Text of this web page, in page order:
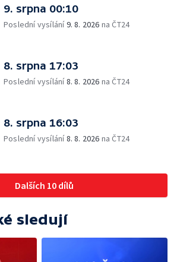
9. srpna 00:10
Poslední vysílání9. 8. 2026 na ČT24
8. srpna 17:03
Poslední vysílání8. 8. 2026 na ČT24
8. srpna 16:03
Poslední vysílání8. 8. 2026 na ČT24
Dalších 10 dílů
sledují